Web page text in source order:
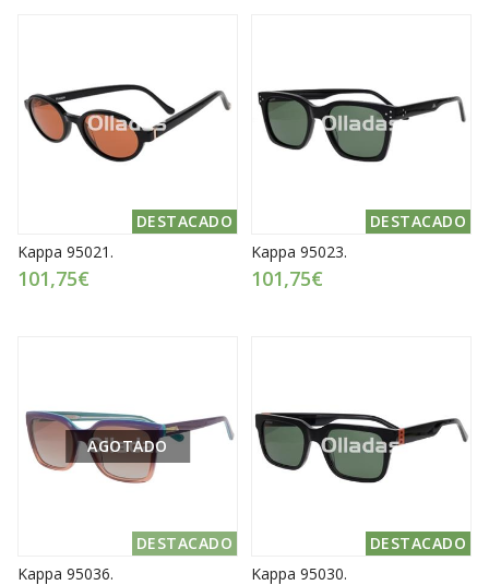
DESTACADO
Kappa 95021.
101,75€
DESTACADO
Kappa 95023.
101,75€
DESTACADO
AGOTADO
Kappa 95036.
DESTACADO
Kappa 95030.